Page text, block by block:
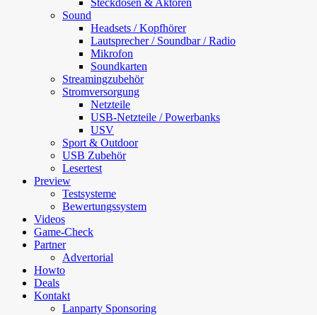
Steckdosen & Aktoren
Sound
Headsets / Kopfhörer
Lautsprecher / Soundbar / Radio
Mikrofon
Soundkarten
Streamingzubehör
Stromversorgung
Netzteile
USB-Netzteile / Powerbanks
USV
Sport & Outdoor
USB Zubehör
Lesertest
Preview
Testsysteme
Bewertungssystem
Videos
Game-Check
Partner
Advertorial
Howto
Deals
Kontakt
Lanparty Sponsoring